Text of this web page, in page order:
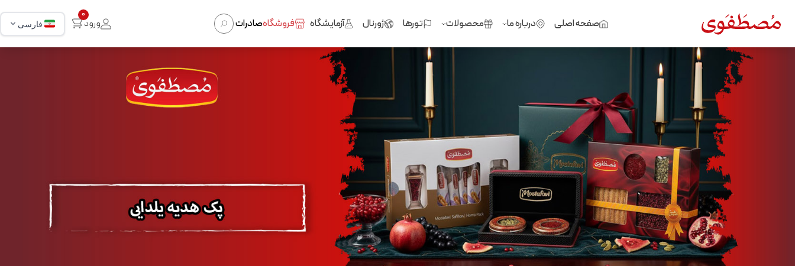
صفحه اصلی درباره ما محصولات تورها ژورنال آزمایشگاه فروشگاهصادرات ورود
0
فارسی